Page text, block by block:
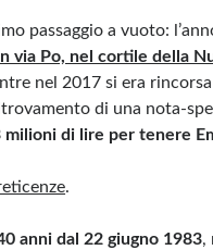
passaggio a vuoto:
via Po, nel cortile della
nel 2017 si era
di una nota-
milioni di lire per tenere
.
anni dal 22 giugno 1983,